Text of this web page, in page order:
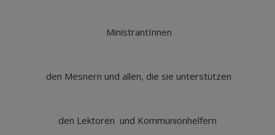
MinistrantInnen
den Mesnern und allen, die sie unterstützen
den Lektoren und Kommunionhelfern